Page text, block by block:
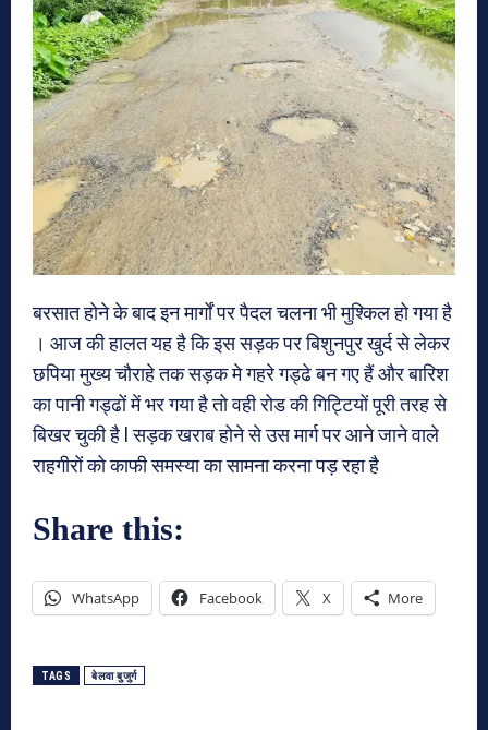
बरसात होने के बाद इन मार्गों पर पैदल चलना भी मुश्किल हो गया है
। आज की हालत यह है कि इस सड़क पर बिशुनपुर खुर्द से लेकर
छपिया मुख्य चौराहे तक सड़क मे गहरे गड्ढे बन गए हैं और बारिश
का पानी गड्ढों में भर गया है तो वही रोड की गिट्टियों पूरी तरह से
बिखर चुकी है l सड़क खराब होने से उस मार्ग पर आने जाने वाले
राहगीरों को काफी समस्या का सामना करना पड़ रहा है
Share this:
WhatsApp Facebook X More
TAGS बेलवा बुजुर्ग